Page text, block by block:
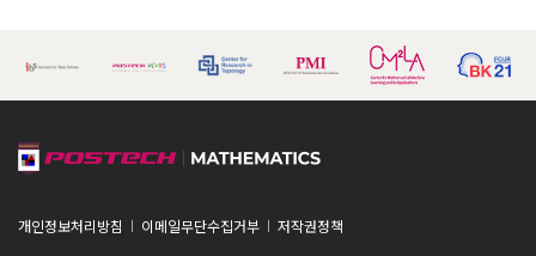
개인정보처리방침 이메일무단수집거부
저작권정책